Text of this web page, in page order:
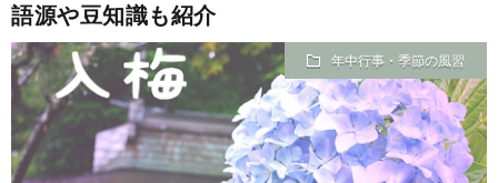
語源や豆知識も紹介
年中行事・季節の風習